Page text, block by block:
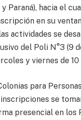
Paraná), hacia el
en su
actividades se
del Poli N°3 (9
y viernes de 10
para
se
presencial en los